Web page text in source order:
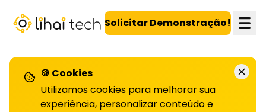
LiHai - Página inicial Solicitar Demonstração!
VOLTAR PARA O BLOG
🍪 Cookies
Utilizamos cookies para melhorar sua
experiência, personalizar conteúdo e